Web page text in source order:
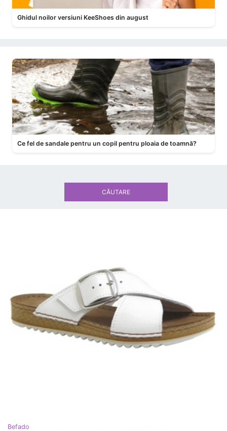
Ghidul noilor versiuni KeeShoes din august
Ce fel de sandale pentru un copil pentru ploaia de toamnă?
Befado
CĂUTARE